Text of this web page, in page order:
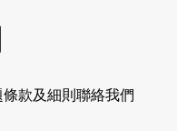
條款及細則 聯絡我們